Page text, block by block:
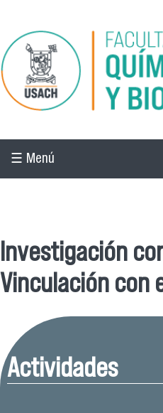
Pasar al contenido principal
☰ Menú
Investigación
Vinculación con
Actividades